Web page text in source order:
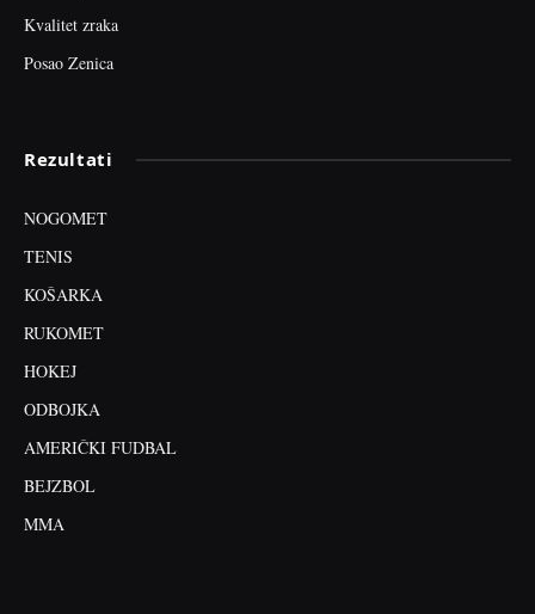
Kvalitet zraka
Posao Zenica
Rezultati
NOGOMET
TENIS
KOŠARKA
RUKOMET
HOKEJ
ODBOJKA
AMERIČKI FUDBAL
BEJZBOL
MMA